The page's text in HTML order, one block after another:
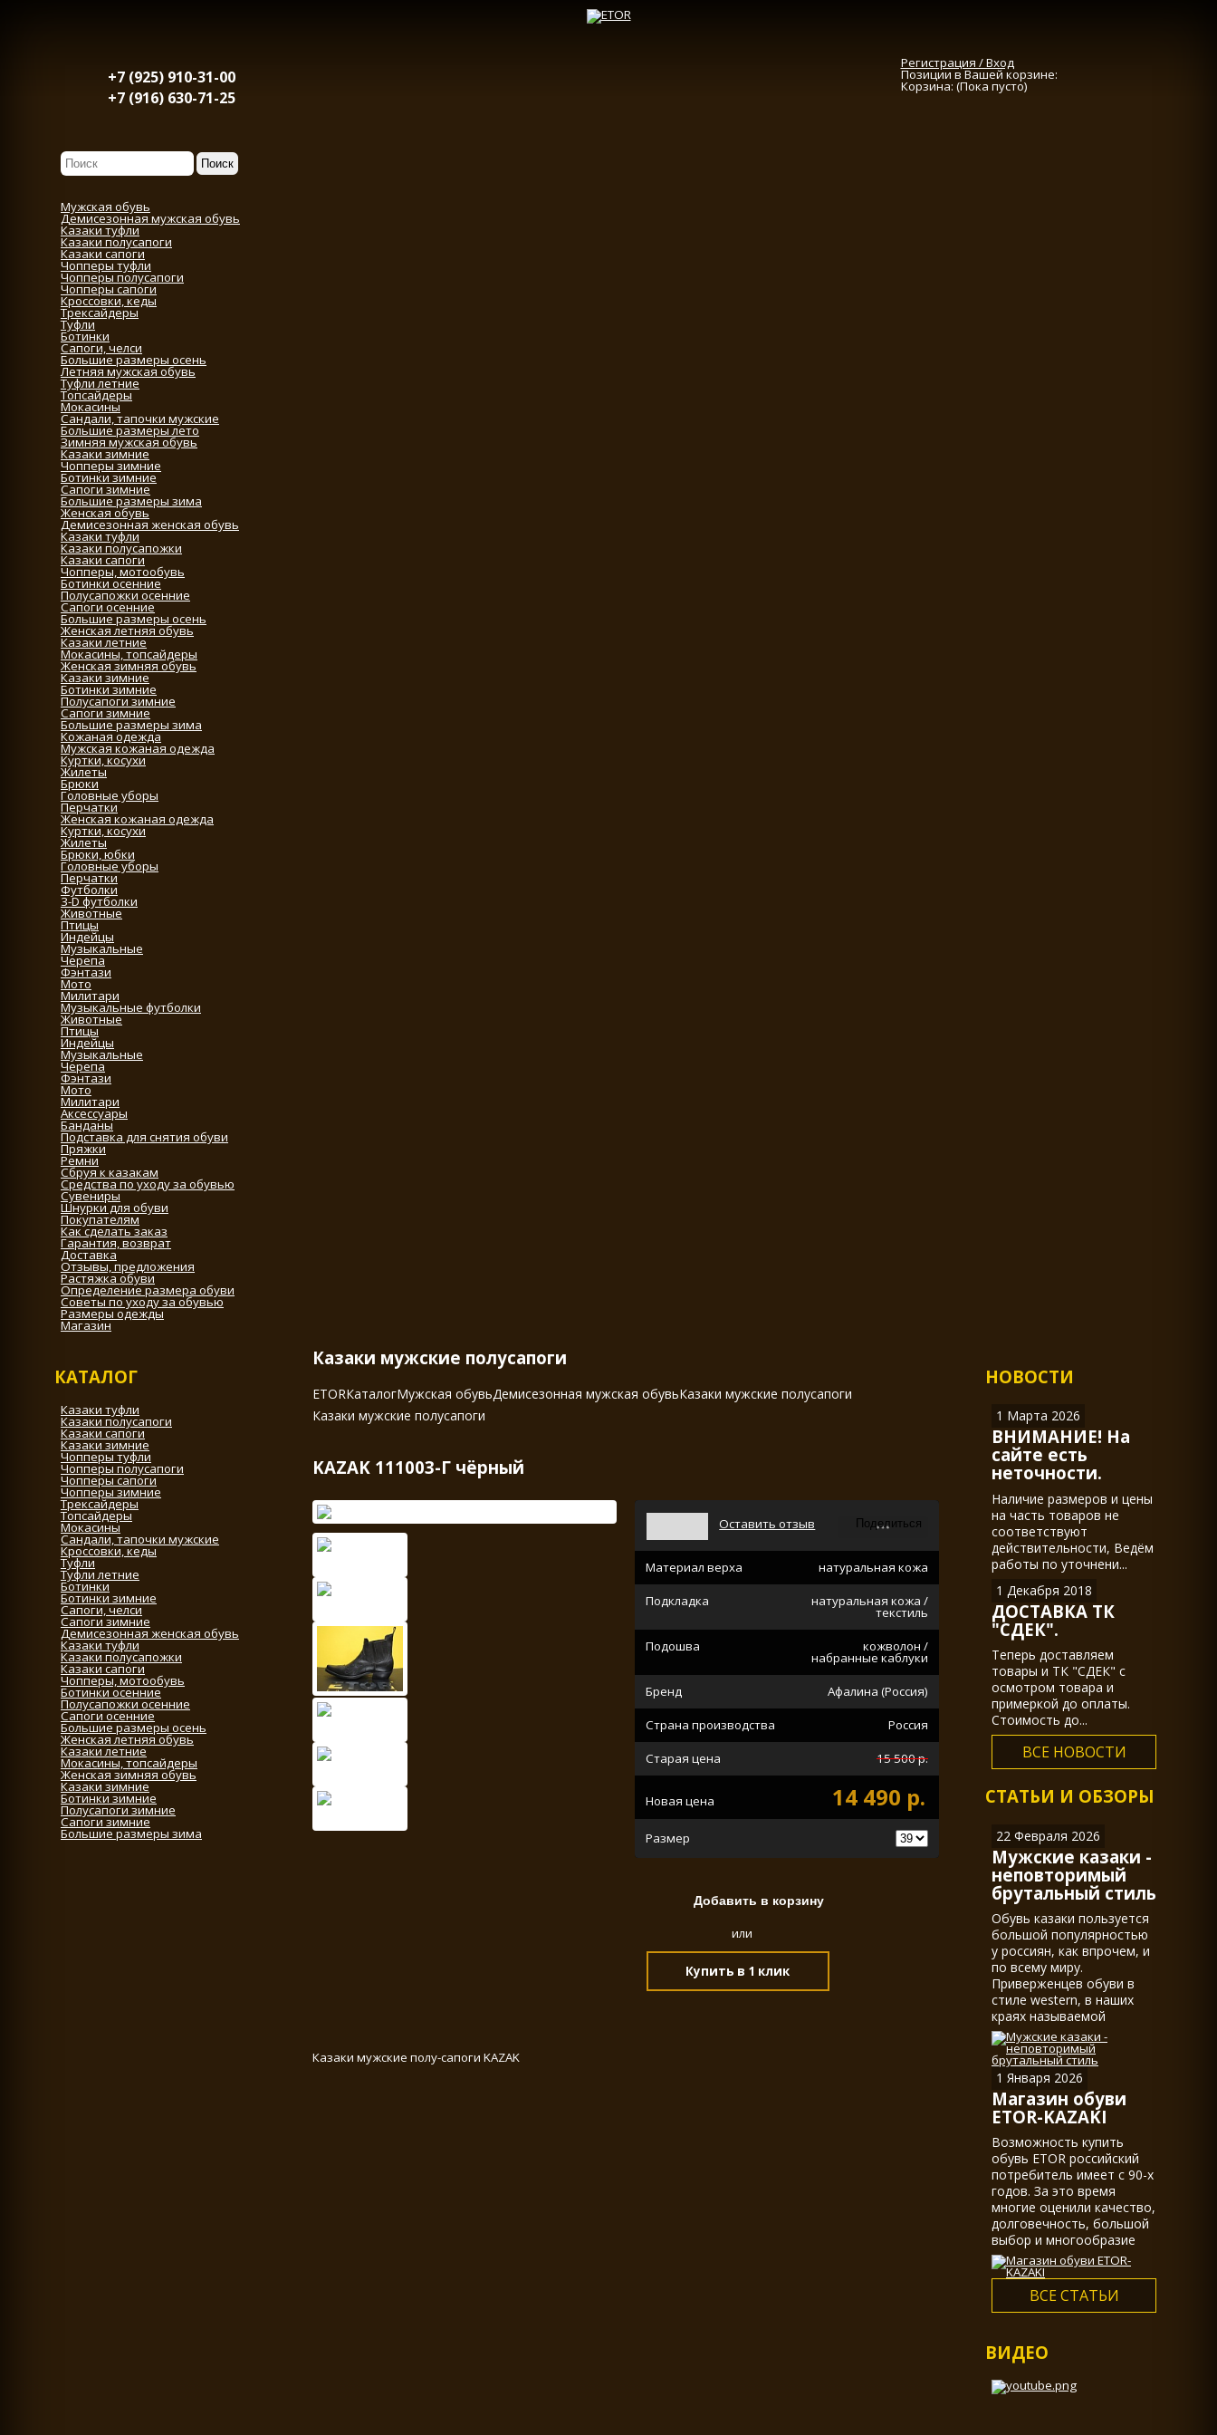
+7 (925) 910-31-00
+7 (916) 630-71-25
Регистрация / Вход
Позиции в Вашей корзине:
Корзина: (Пока пусто)
Мужская обувь
Демисезонная мужская обувь
Казаки туфли
Казаки полусапоги
Казаки сапоги
Чопперы туфли
Чопперы полусапоги
Чопперы сапоги
Кроссовки, кеды
Трексайдеры
Туфли
Ботинки
Сапоги, челси
Большие размеры осень
Летняя мужская обувь
Туфли летние
Топсайдеры
Мокасины
Сандали, тапочки мужские
Большие размеры лето
Зимняя мужская обувь
Казаки зимние
Чопперы зимние
Ботинки зимние
Сапоги зимние
Большие размеры зима
Женская обувь
Демисезонная женская обувь
Казаки туфли
Казаки полусапожки
Казаки сапоги
Чопперы, мотообувь
Ботинки осенние
Полусапожки осенние
Сапоги осенние
Большие размеры осень
Женская летняя обувь
Казаки летние
Мокасины, топсайдеры
Женская зимняя обувь
Казаки зимние
Ботинки зимние
Полусапоги зимние
Сапоги зимние
Большие размеры зима
Кожаная одежда
Мужская кожаная одежда
Куртки, косухи
Жилеты
Брюки
Головные уборы
Перчатки
Женская кожаная одежда
Куртки, косухи
Жилеты
Брюки, юбки
Головные уборы
Перчатки
Футболки
3-D футболки
Животные
Птицы
Индейцы
Музыкальные
Черепа
Фэнтази
Мото
Милитари
Музыкальные футболки
Животные
Птицы
Индейцы
Музыкальные
Черепа
Фэнтази
Мото
Милитари
Аксессуары
Банданы
Подставка для снятия обуви
Пряжки
Ремни
Сбруя к казакам
Средства по уходу за обувью
Сувениры
Шнурки для обуви
Покупателям
Как сделать заказ
Гарантия, возврат
Доставка
Отзывы, предложения
Растяжка обуви
Определение размера обуви
Советы по уходу за обувью
Размеры одежды
Магазин
КАТАЛОГ
Казаки туфли
Казаки полусапоги
Казаки сапоги
Казаки зимние
Чопперы туфли
Чопперы полусапоги
Чопперы сапоги
Чопперы зимние
Трексайдеры
Топсайдеры
Мокасины
Сандали, тапочки мужские
Кроссовки, кеды
Туфли
Туфли летние
Ботинки
Ботинки зимние
Сапоги, челси
Сапоги зимние
Демисезонная женская обувь
Казаки туфли
Казаки полусапожки
Казаки сапоги
Чопперы, мотообувь
Ботинки осенние
Полусапожки осенние
Сапоги осенние
Большие размеры осень
Женская летняя обувь
Казаки летние
Мокасины, топсайдеры
Женская зимняя обувь
Казаки зимние
Ботинки зимние
Полусапоги зимние
Сапоги зимние
Большие размеры зима
Казаки мужские полусапоги
ETORКаталогМужская обувьДемисезонная мужская обувьКазаки мужские полусапоги
Казаки мужские полусапоги
KAZAK 111003-Г чёрный
Оставить отзыв
Материал верха натуральная кожа
Подкладка натуральная кожа /
текстиль
Подошва кожволон /
набранные каблуки
Бренд Афалина (Россия)
Страна производства Россия
Старая цена 15 500 р.
Новая цена 14 490 р.
Размер
или
Купить в 1 клик
Казаки мужские полу-сапоги KAZAK
НОВОСТИ
1 Марта 2026
ВНИМАНИЕ! На
сайте есть
неточности.
Наличие размеров и цены
на часть товаров не
соответствуют
действительности, Ведём
работы по уточнени...
1 Декабря 2018
ДОСТАВКА ТК
"СДЕК".
Теперь доставляем
товары и ТК "СДЕК" с
осмотром товара и
примеркой до оплаты.
Стоимость до...
ВСЕ НОВОСТИ
СТАТЬИ И ОБЗОРЫ
22 Февраля 2026
Мужские казаки -
неповторимый
брутальный стиль
Обувь казаки пользуется
большой популярностью
у россиян, как впрочем, и
по всему миру.
Приверженцев обуви в
стиле western, в наших
краях называемой
казаками, действительно
не мало.
1 Января 2026
Магазин обуви
ETOR-KAZAKI
Возможность купить
обувь ETOR российский
потребитель имеет с 90-х
годов. За это время
многие оценили качество,
долговечность, большой
выбор и многообразие
ассортимента...
ВСЕ СТАТЬИ
ВИДЕО